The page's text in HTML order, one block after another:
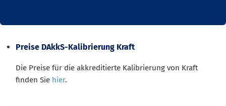
Preise DAkkS-Kalibrierung Kraft
Die Preise für die akkreditierte Kalibrierung von Kraft
finden Sie hier.